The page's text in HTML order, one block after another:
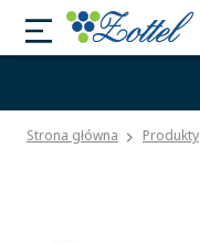
Strona główna Produkty